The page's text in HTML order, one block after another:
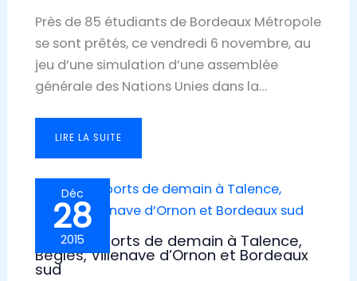
Près de 85 étudiants de Bordeaux Métropole
se sont prêtés, ce vendredi 6 novembre, au
jeu d’une simulation d’une assemblée
générale des Nations Unies dans la…
LIRE LA SUITE
Déc
28
2015
Les transports de demain à Talence,
Bègles, Villenave d’Ornon et Bordeaux
sud